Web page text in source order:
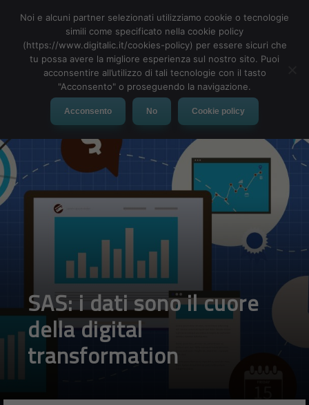
MENU
SAS: i dati sono il cuore
della digital
transformation
Noi e alcuni partner selezionati utilizziamo cookie o tecnologie
simili come specificato nella cookie policy
(https://www.digitalic.it/cookies-policy) per essere sicuri che
tu possa avere la migliore esperienza sul nostro sito. Puoi
acconsentire all’utilizzo di tali tecnologie con il tasto
"Acconsento" o proseguendo la navigazione.
Acconsento No Cookie policy